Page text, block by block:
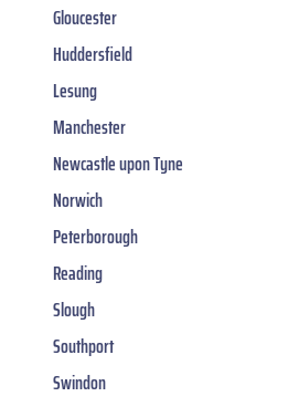
Gloucester
Huddersfield
Lesung
Manchester
Newcastle upon Tyne
Norwich
Peterborough
Reading
Slough
Southport
Swindon